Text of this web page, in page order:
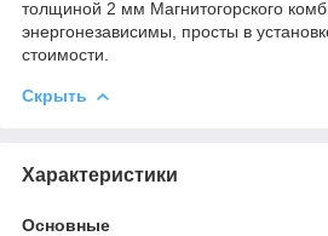
толщиной 2 мм Магнитогорского
энергонезависимы, просты в
стоимости.
Скрыть
Характеристики
Основные